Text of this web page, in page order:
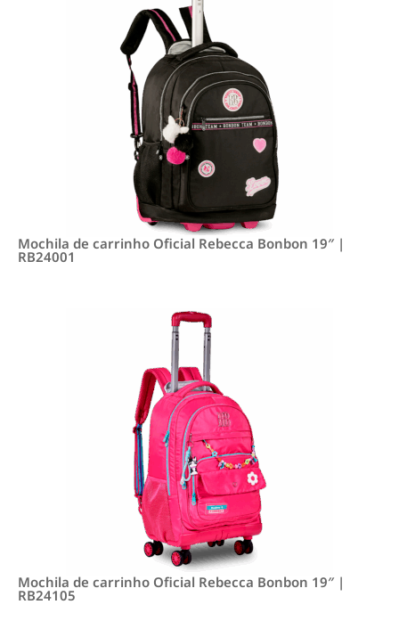
Mochila de carrinho Oficial Rebecca Bonbon 19″ |
RB24001
Mochila de carrinho Oficial Rebecca Bonbon 19″ |
RB24105